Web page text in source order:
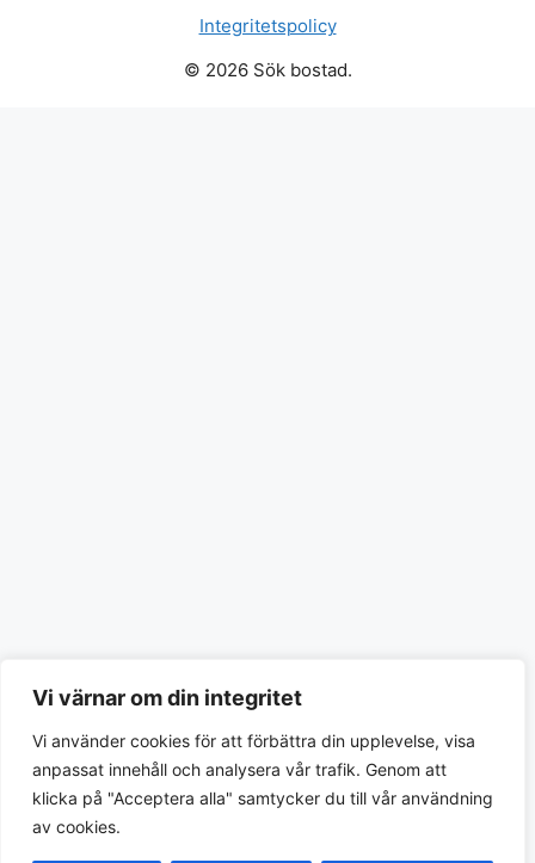
Vi värnar om din integritet
Vi använder cookies för att förbättra din upplevelse, visa
anpassat innehåll och analysera vår trafik. Genom att
klicka på "Acceptera alla" samtycker du till vår användning
av cookies.
Integritetspolicy
© 2026 Sök bostad.